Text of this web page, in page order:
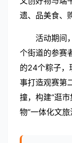
遗、品美食、
活动期间
个街道的参赛
的24个粽子，
事打造观赛第
撞，构建“逛
物”一体化文旅